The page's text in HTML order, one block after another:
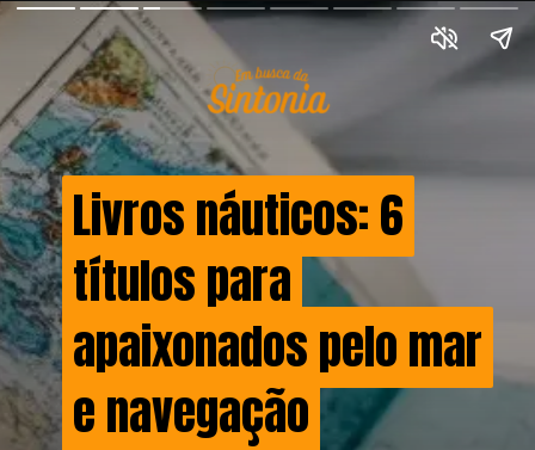
Livros náuticos: 6
títulos para
apaixonados pelo mar
e navegação
Livros náuticos: 6
títulos para
apaixonados pelo mar
e navegação